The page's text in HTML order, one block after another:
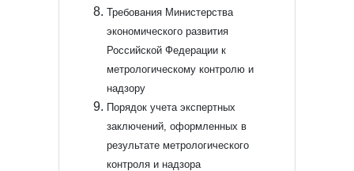
Требования Министерства
экономического развития
Российской Федерации к
метрологическому контролю и
надзору
Порядок учета экспертных
заключений, оформленных в
результате метрологического
контроля и надзора